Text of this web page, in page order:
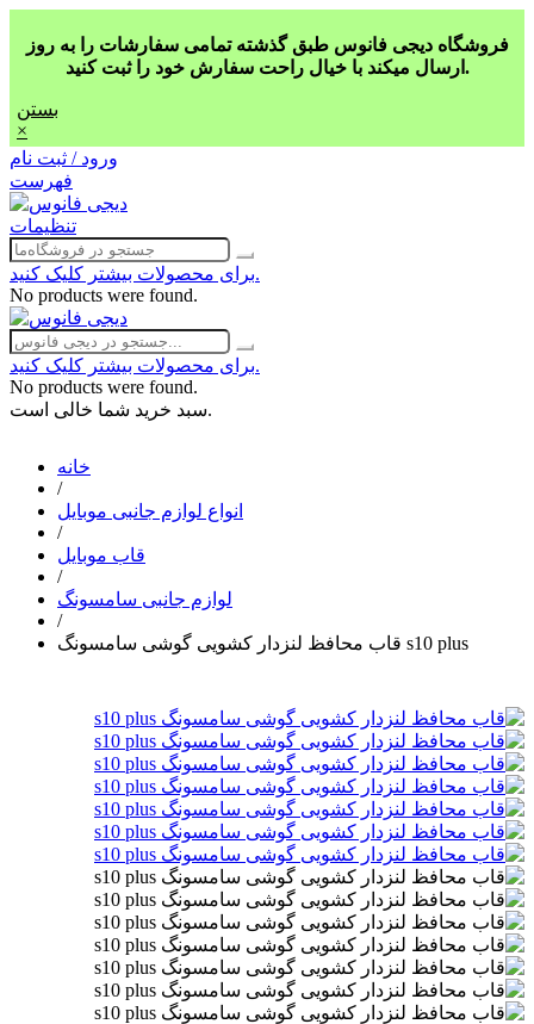
فروشگاه دیجی فانوس طبق گذشته تمامی سفارشات را به روز
ارسال میکند با خیال راحت سفارش خود را ثبت کنید.
بستن
×
ورود / ثبت نام
فهرست
تنظیمات
برای محصولات بیشتر کلیک کنید.
No products were found.
برای محصولات بیشتر کلیک کنید.
No products were found.
سبد خرید شما خالی است.
خانه
/
انواع لوازم جانبی موبایل
/
قاب موبایل
/
لوازم جانبی سامسونگ
/
قاب محافظ لنزدار کشویی گوشی سامسونگ s10 plus